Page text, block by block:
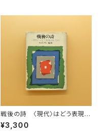
戦後の詩 〈現代〉はどう表現さ
れたか（現代教養文庫）
¥3,300